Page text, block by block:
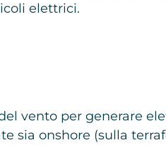
elettrici.
vento per generare
sia onshore (sulla